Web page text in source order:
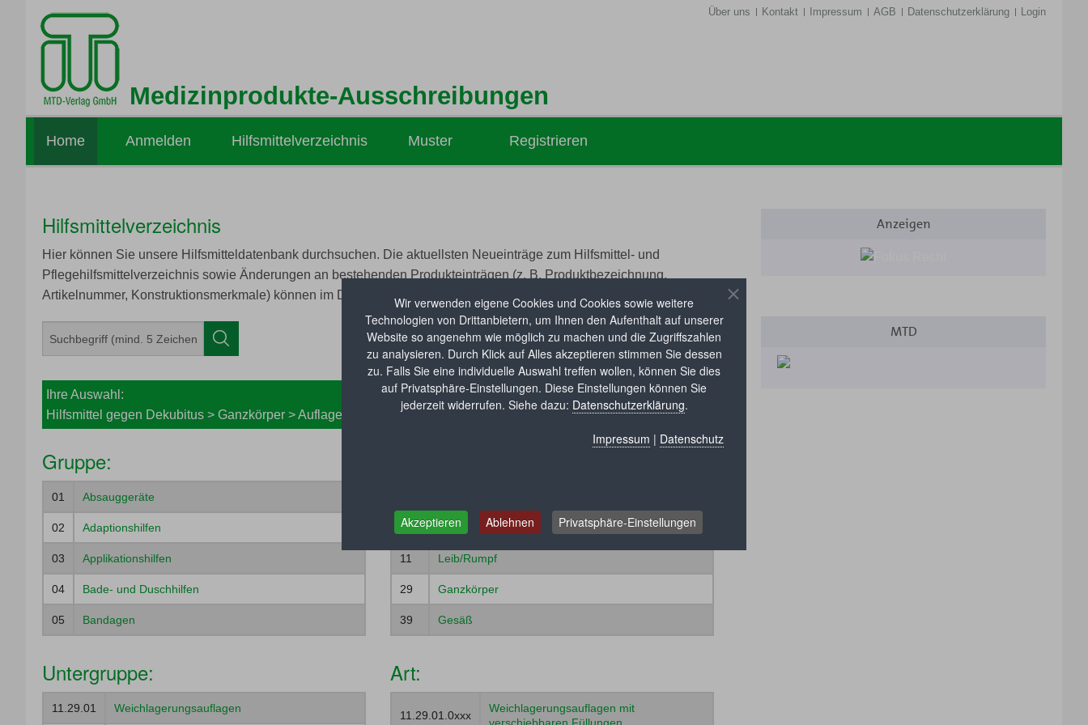
Wir verwenden eigene Cookies und Cookies sowie weitere
Technologien von Drittanbietern, um Ihnen den Aufenthalt auf unserer
Website so angenehm wie möglich zu machen und die Zugriffszahlen
zu analysieren. Durch Klick auf Alles akzeptieren stimmen Sie dessen
zu. Falls Sie eine individuelle Auswahl treffen wollen, können Sie dies
auf Privatsphäre-Einstellungen. Diese Einstellungen können Sie
jederzeit widerrufen. Siehe dazu: Datenschutzerklärung.
Impressum | Datenschutz
Akzeptieren Ablehnen Privatsphäre-Einstellungen
Medizinprodukte-Ausschreibungen
Über uns Kontakt Impressum AGB Datenschutzerklärung Login
Home Anmelden Hilfsmittelverzeichnis Muster
Hilfsmittel-Vertragsabsichten
Registrieren
Hilfsmittelverzeichnis
Hier können Sie unsere Hilfsmitteldatenbank durchsuchen. Die aktuellsten Neueinträge zum Hilfsmittel- und
Pflegehilfsmittelverzeichnis sowie Änderungen an bestehenden Produkteinträgen (z. B. Produktbezeichnung,
Artikelnummer, Konstruktionsmerkmale) können im Detail beim
Ihre Auswahl:
Hilfsmittel gegen Dekubitus > Ganzkörper > Auflagen aus Weichlagerungsmaterialien
Gruppe:
01 Absauggeräte
02 Adaptionshilfen
03 Applikationshilfen
04 Bade- und Duschhilfen
05 Bandagen
07 Blindenhilfsmittel
08 Einlagen
08 Ellenbogen
11 Leib/Rumpf
29 Ganzkörper
39 Gesäß
99
Untergruppe:
11.29.01 Weichlagerungsauflagen
Art:
11.29.01.0xxx
Weichlagerungsauflagen mit
Anzeigen
MTD